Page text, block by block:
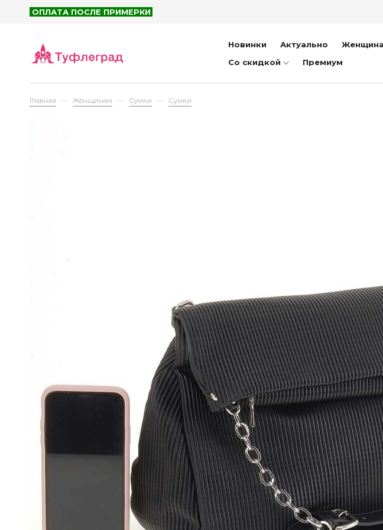
ОПЛАТА ПОСЛЕ ПРИМЕРКИ
Новинки Актуально
Со скидкой
Премиум
Главная Женщинам Сумки Сумки
Кроссовки и Кеды
Туфли
Босоножки
Тапочки
Сумки
Сапоги
Ботинки
Полуботинки
Кроссовки и Кеды
Сандалии
Тапочки
Сумки